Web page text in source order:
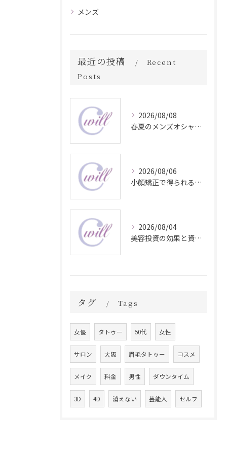
メンズ
最近の投稿
Recent
Posts
2026/08/08
春夏のメンズオシャレ最前線スタイル
2026/08/06
小顔矯正で得られる顔変化の科学的効果
2026/08/04
美容投資の効果と資産価値の解説
タグ Tags
女優 タトゥー 50代 女性
サロン 大阪 眉毛タトゥー コスメ
メイク 料金 男性 ダウンタイム
3D 4D 消えない 芸能人 セルフ